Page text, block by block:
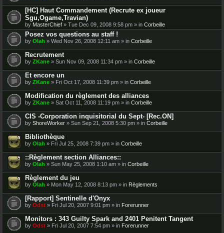
[HC] Haut Commandement (Recrute ex joueur
Sgu,Ogame,Travian)
by MasterChief » Tue Dec 09, 2008 9:58 pm » in Corbeille
Posez vos questions au staff !
by Olah » Wed Nov 26, 2008 12:11 am » in Corbeille
Recrutement
by ZKane » Sun Nov 09, 2008 11:34 pm » in Corbeille
Et encore un
by ZKane » Fri Oct 17, 2008 11:39 pm » in Corbeille
Modification du règlement des alliances
by ZKane » Sat Oct 11, 2008 11:19 pm » in Corbeille
CIS -Corporation inquisitorial du Sept- [Rec.ON]
by ShoreWorker » Sun Sep 21, 2008 5:30 pm » in Corbeille
Bibliothèque
by Olah » Fri Jul 25, 2008 7:39 pm » in Corbeille
::Règlement section Alliances::
by Olah » Sun May 25, 2008 1:10 am » in Corbeille
Règlement du jeu
by Olah » Mon May 12, 2008 8:13 pm » in Règlements
[Rapport] Sentinelle d'Onyx
by Odst » Fri Jul 20, 2007 9:01 pm » in Forerunner
Monitors : 343 Guilty Spark and 2401 Penitent Tangent
by Odst » Fri Jul 20, 2007 7:54 pm » in Forerunner